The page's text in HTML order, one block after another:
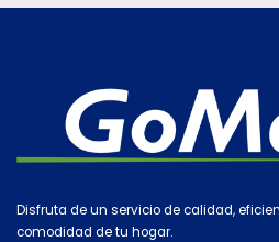
Disfruta de un servicio de calidad,
comodidad de tu hogar.